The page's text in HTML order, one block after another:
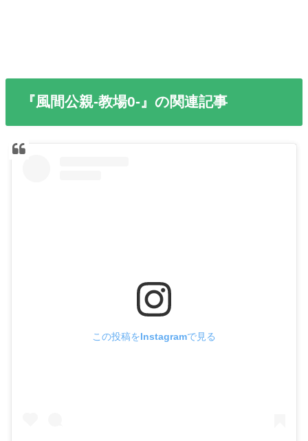
『風間公親-教場0-』の関連記事
この投稿をInstagramで見る